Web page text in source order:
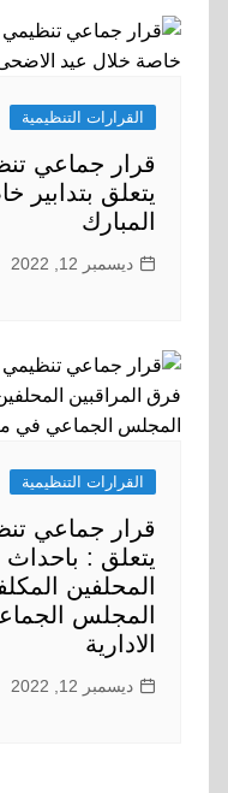
القرارات التنظيمية
يتعلق بتدابير
المبارك
ديسمبر 12, 2022
القرارات التنظيمية
يتعلق :
المحلفين
المجلس
الادارية
ديسمبر 12, 2022